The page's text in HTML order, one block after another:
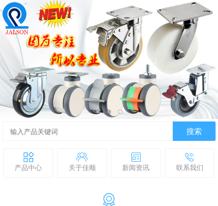
搜索
产品中心 关于佳顺 新闻资讯 联系我们